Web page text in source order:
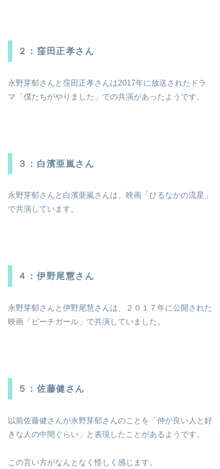
２：窪田正孝さん
永野芽郁さんと窪田正孝さんは2017年に放送されたドラ
マ「僕たちがやりました」での共演があったようです。
３：白濱亜嵐さん
永野芽郁さんと白濱亜嵐さんは、映画「ひるなかの流星」
で共演しています。
４：伊野尾慧さん
永野芽郁さんと伊野尾慧さんは、２０１７年に公開された
映画「ピーチガール」で共演していました。
５：佐藤健さん
以前佐藤健さんが永野芽郁さんのことを「仲が良い人と好
きな人の中間ぐらい」と表現したことがあるようです。
この言い方がなんとなく怪しく感じます。